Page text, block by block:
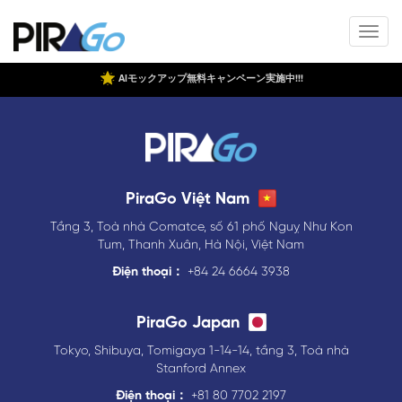
AIモックアップ無料キャンペーン実施中!!!
PiraGo Việt Nam
Tầng 3, Toà nhà Comatce, số 61 phố Nguỵ Như Kon
Tum, Thanh Xuân, Hà Nội, Việt Nam
Điện thoại：
+84 24 6664 3938
PiraGo Japan
Tokyo, Shibuya, Tomigaya 1-14-14, tầng 3, Toà nhà
Stanford Annex
Điện thoại：
+81 80 7702 2197